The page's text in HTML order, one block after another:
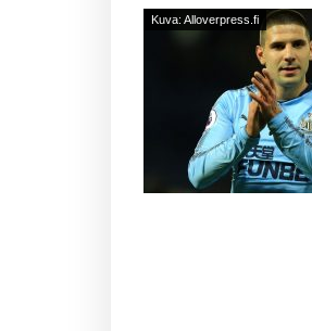
Kuva: Alloverpress.fi